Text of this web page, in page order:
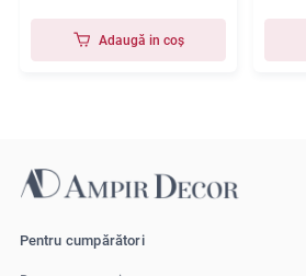
Adaugă in coş
Pentru cumpărători